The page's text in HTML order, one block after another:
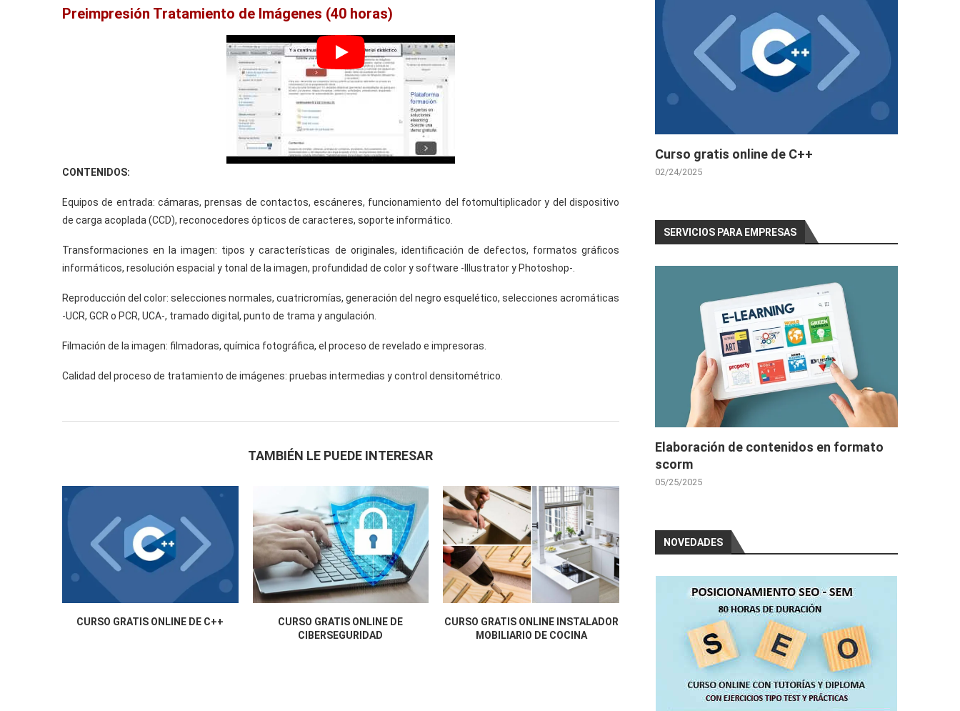
Preimpresión Tratamiento de Imágenes (40 horas)
CONTENIDOS:
Equipos de entrada: cámaras, prensas de contactos, escáneres, funcionamiento del fotomultiplicador y del dispositivo
de carga acoplada (CCD), reconocedores ópticos de caracteres, soporte informático.
Transformaciones en la imagen: tipos y características de originales, identificación de defectos, formatos gráficos
informáticos, resolución espacial y tonal de la imagen, profundidad de color y software -Illustrator y Photoshop-.
Reproducción del color: selecciones normales, cuatricromías, generación del negro esquelético, selecciones acromáticas
-UCR, GCR o PCR, UCA-, tramado digital, punto de trama y angulación.
Filmación de la imagen: filmadoras, química fotográfica, el proceso de revelado e impresoras.
Calidad del proceso de tratamiento de imágenes: pruebas intermedias y control densitométrico.
TAMBIÉN LE PUEDE INTERESAR
CURSO GRATIS ONLINE DE C++
CURSO GRATIS ONLINE DE
CIBERSEGURIDAD
CURSO GRATIS ONLINE INSTALADOR
MOBILIARIO DE COCINA
Curso gratis online de C++
02/24/2025
SERVICIOS PARA EMPRESAS
Elaboración de contenidos en formato
scorm
05/25/2025
NOVEDADES